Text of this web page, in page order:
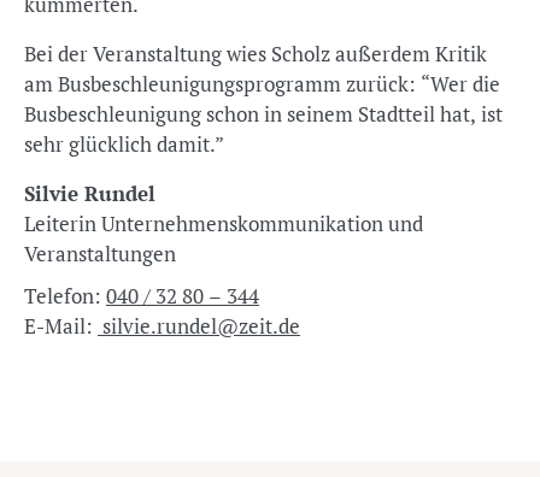
Bei der Veranstaltung wies Scholz außerdem Kritik
am Busbeschleunigungsprogramm zurück: “Wer die
Busbeschleunigung schon in seinem Stadtteil hat, ist
sehr glücklich damit.”
Silvie Rundel
Leiterin Unternehmenskommunikation und
Veranstaltungen
Telefon: 040 / 32 80 – 344
E-Mail: silvie.rundel@zeit.de